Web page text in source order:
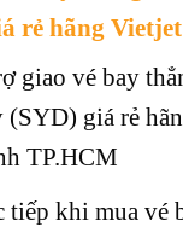
rẻ hãng
giao vé bay
giá rẻ
TP.HCM
tiếp khi mua vé